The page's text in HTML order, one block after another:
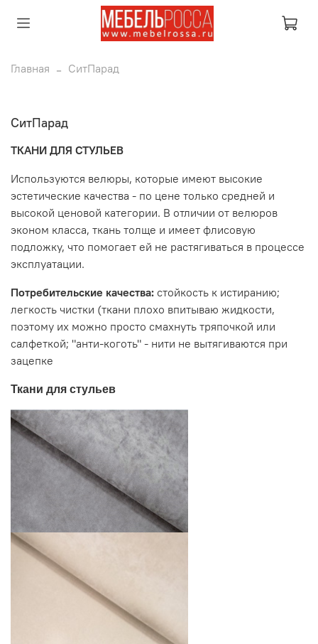
Главная СитПарад
СитПарад
ТКАНИ ДЛЯ СТУЛЬЕВ
Используются велюры, которые имеют высокие
эстетические качества - по цене только средней и
высокой ценовой категории. В отличии от велюров
эконом класса, ткань толще и имеет флисовую
подложку, что помогает ей не растягиваться в процессе
эксплуатации.
Потребительские качества: стойкость к истиранию;
легкость чистки (ткани плохо впитываю жидкости,
поэтому их можно просто смахнуть тряпочкой или
салфеткой; "анти-коготь" - нити не вытягиваются при
зацепке
Ткани для стульев